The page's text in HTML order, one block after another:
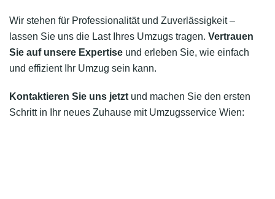
Wir stehen für Professionalität und Zuverlässigkeit –
lassen Sie uns die Last Ihres Umzugs tragen. Vertrauen
Sie auf unsere Expertise und erleben Sie, wie einfach
und effizient Ihr Umzug sein kann.
Kontaktieren Sie uns jetzt und machen Sie den ersten
Schritt in Ihr neues Zuhause mit Umzugsservice Wien: